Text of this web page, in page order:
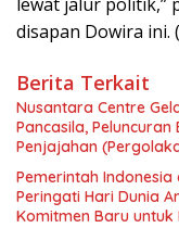
disapan Dowira ini.
Berita Terkait
Nusantara Centre
Pancasila,
Penjajahan
Simposium Nasional
Nasional dan
Menuju Indonesia
Pemerintah
Peringati Hari Dunia
Komitmen Baru